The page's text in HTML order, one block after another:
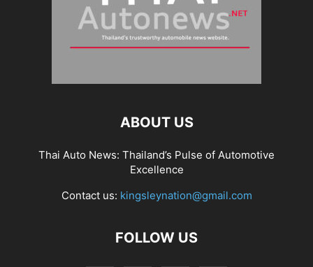
ABOUT US
Thai Auto News: Thailand’s Pulse of Automotive
Excellence
Contact us: kingsleynation@gmail.com
FOLLOW US